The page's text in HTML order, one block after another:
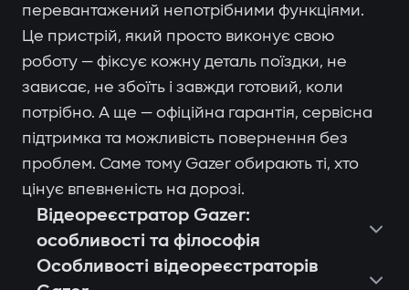
перевантажений непотрібними функціями.
Це пристрій, який просто виконує свою
роботу — фіксує кожну деталь поїздки, не
зависає, не збоїть і завжди готовий, коли
потрібно. А ще — офіційна гарантія, сервісна
підтримка та можливість повернення без
проблем. Саме тому Gazer обирають ті, хто
цінує впевненість на дорозі.
Відеореєстратор Gazer:
особливості та філософія
Особливості відеореєстраторів